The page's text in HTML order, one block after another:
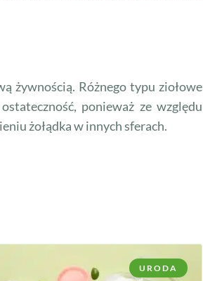
żywnością. Różnego typu ziołowe
ponieważ ze względu
żołądka w innych sferach.
URODA